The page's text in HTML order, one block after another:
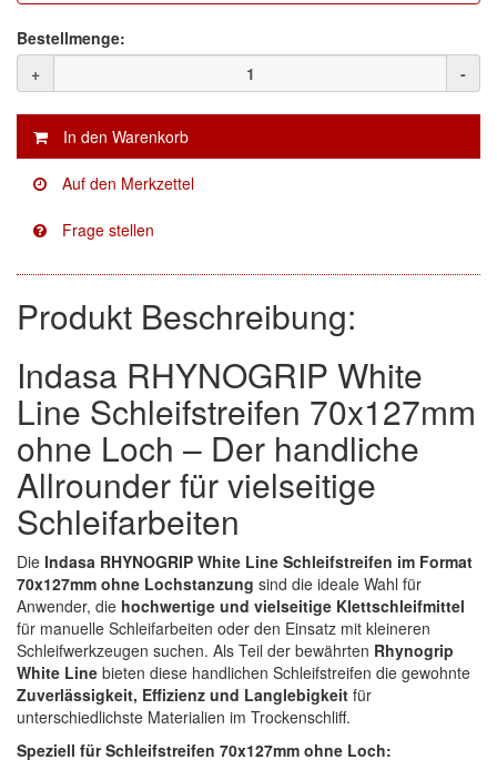
Facdos
Finixa
Indasa
KWASNY
Mirka
(1)
Novol
(3)
Prevost
(3)
Proma
(21)
Sia
(3)
Spectral
(1)
Sundstrom
(4)
Troton
(2)
Wibeco
Bestellmenge:
+
-
Produkt Beschreibung:
Indasa RHYNOGRIP White
Line Schleifstreifen 70x127mm
ohne Loch – Der handliche
Allrounder für vielseitige
Schleifarbeiten
Die Indasa RHYNOGRIP White Line Schleifstreifen im Format
70x127mm ohne Lochstanzung sind die ideale Wahl für
Anwender, die hochwertige und vielseitige Klettschleifmittel
für manuelle Schleifarbeiten oder den Einsatz mit kleineren
Schleifwerkzeugen suchen. Als Teil der bewährten Rhynogrip
White Line bieten diese handlichen Schleifstreifen die gewohnte
Zuverlässigkeit, Effizienz und Langlebigkeit für
unterschiedlichste Materialien im Trockenschliff.
Speziell für Schleifstreifen 70x127mm ohne Loch: